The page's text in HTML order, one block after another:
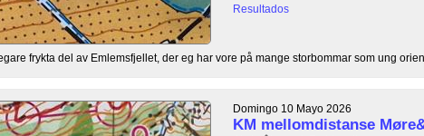
Resultados
frykta del av Emlemsfjellet, der eg har vore på mange storbommar som ung
Domingo 10 Mayo 2026
KM mellomdistanse